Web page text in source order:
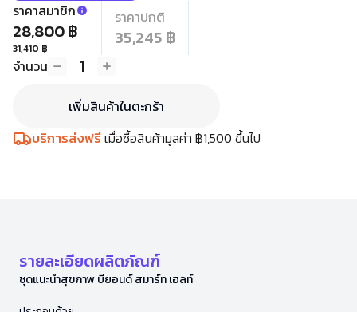
ราคาสมาชิก
28,800 ฿
31,410 ฿
ราคาปกติ
35,245 ฿
จำนวน 1
เพิ่มสินค้าในตะกร้า
บริการส่งฟรีเมื่อซื้อสินค้ามูลค่า ฿1,500 ขึ้นไป
รายละเอียดผลิตภัณฑ์
ชุดแนะนำสุขภาพ บียอนด์ สมาร์ท เฮลท์​